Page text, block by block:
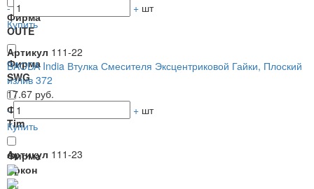
Фирма
OUTE
Фирма
SWG
Фирма
Tim
Фирма
Аркон
-
+ шт
Купить
Артикул 111-22
BAODA India Втулка Смесителя Эксцентриковой Гайки, Плоский
излив 372
17.67 руб.
-
+ шт
Купить
Артикул 111-23